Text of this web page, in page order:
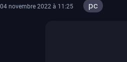
04 novembre 2022 à 11:25
pc